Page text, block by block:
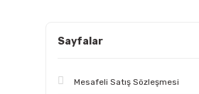
Sayfalar
Mesafeli Satış Sözleşmesi